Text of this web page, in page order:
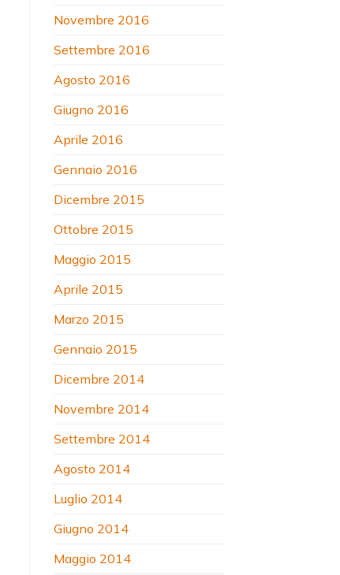
Novembre 2016
Settembre 2016
Agosto 2016
Giugno 2016
Aprile 2016
Gennaio 2016
Dicembre 2015
Ottobre 2015
Maggio 2015
Aprile 2015
Marzo 2015
Gennaio 2015
Dicembre 2014
Novembre 2014
Settembre 2014
Agosto 2014
Luglio 2014
Giugno 2014
Maggio 2014